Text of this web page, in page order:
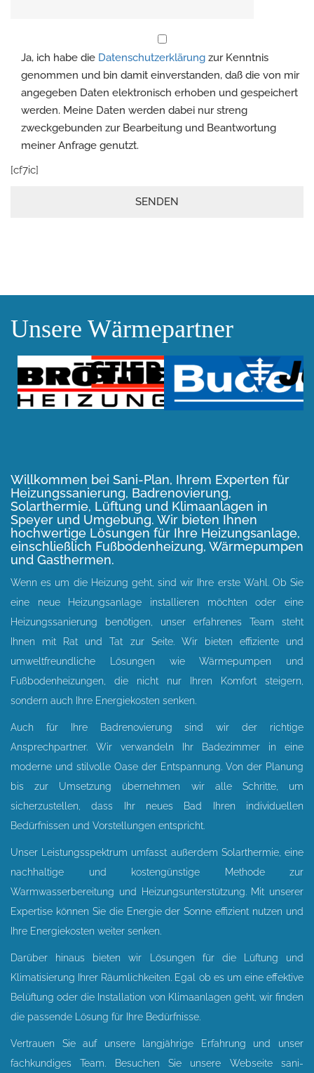
Ja, ich habe die Datenschutzerklärung zur Kenntnis
genommen und bin damit einverstanden, daß die von mir
angegeben Daten elektronisch erhoben und gespeichert
werden. Meine Daten werden dabei nur streng
zweckgebunden zur Bearbeitung und Beantwortung
meiner Anfrage genutzt.
Please leave this field empty.
[cf7ic]
Unsere Wärmepartner
Willkommen bei Sani-Plan, Ihrem Experten für
Heizungssanierung, Badrenovierung,
Solarthermie, Lüftung und Klimaanlagen in
Speyer und Umgebung. Wir bieten Ihnen
hochwertige Lösungen für Ihre Heizungsanlage,
einschließlich Fußbodenheizung, Wärmepumpen
und Gasthermen.
Wenn es um die Heizung geht, sind wir Ihre erste Wahl. Ob Sie
eine neue Heizungsanlage installieren möchten oder eine
Heizungssanierung benötigen, unser erfahrenes Team steht
Ihnen mit Rat und Tat zur Seite. Wir bieten effiziente und
umweltfreundliche Lösungen wie Wärmepumpen und
Fußbodenheizungen, die nicht nur Ihren Komfort steigern,
sondern auch Ihre Energiekosten senken.
Auch für Ihre Badrenovierung sind wir der richtige
Ansprechpartner. Wir verwandeln Ihr Badezimmer in eine
moderne und stilvolle Oase der Entspannung. Von der Planung
bis zur Umsetzung übernehmen wir alle Schritte, um
sicherzustellen, dass Ihr neues Bad Ihren individuellen
Bedürfnissen und Vorstellungen entspricht.
Unser Leistungsspektrum umfasst außerdem Solarthermie, eine
nachhaltige und kostengünstige Methode zur
Warmwasserbereitung und Heizungsunterstützung. Mit unserer
Expertise können Sie die Energie der Sonne effizient nutzen und
Ihre Energiekosten weiter senken.
Darüber hinaus bieten wir Lösungen für die Lüftung und
Klimatisierung Ihrer Räumlichkeiten. Egal ob es um eine effektive
Belüftung oder die Installation von Klimaanlagen geht, wir finden
die passende Lösung für Ihre Bedürfnisse.
Vertrauen Sie auf unsere langjährige Erfahrung und unser
fachkundiges Team. Besuchen Sie unsere Webseite sani-